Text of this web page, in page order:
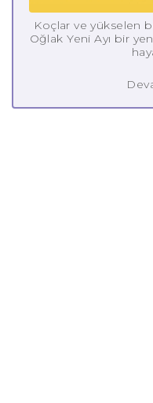
Koçlar ve yükselen
Oğlak Yeni Ayı bir